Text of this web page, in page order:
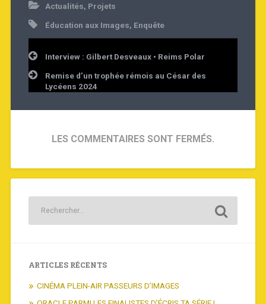
Actualités, Projets
Éducation aux Images, Enquête
Navigation
de
l’article
Interview : Gilbert Desveaux • Reims Polar
Remise d’un trophée rémois au César des
Lycéens 2024
LES COMMENTAIRES SONT FERMÉS.
ARTICLES RÉCENTS
CINÉMA PLEIN-AIR PASSEURS D’IMAGES